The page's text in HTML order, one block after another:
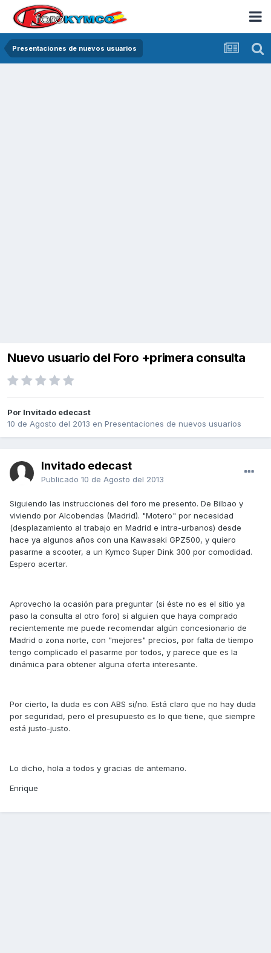
Presentaciones de nuevos usuarios
Nuevo usuario del Foro +primera consulta
Por Invitado edecast
10 de Agosto del 2013 en Presentaciones de nuevos usuarios
Invitado edecast
Publicado 10 de Agosto del 2013
Siguiendo las instrucciones del foro me presento. De Bilbao y
viviendo por Alcobendas (Madrid). "Motero" por necesidad
(desplazamiento al trabajo en Madrid e intra-urbanos) desde
hace ya algunos años con una Kawasaki GPZ500, y quiero
pasarme a scooter, a un Kymco Super Dink 300 por comodidad.
Espero acertar.
Aprovecho la ocasión para preguntar (si éste no es el sitio ya
paso la consulta al otro foro) si alguien que haya comprado
recientemente me puede recomendar algún concesionario de
Madrid o zona norte, con "mejores" precios, por falta de tiempo
tengo complicado el pasarme por todos, y parece que es la
dinámica para obtener alguna oferta interesante.
Por cierto, la duda es con ABS si/no. Está claro que no hay duda
por seguridad, pero el presupuesto es lo que tiene, que siempre
está justo-justo.
Lo dicho, hola a todos y gracias de antemano.
Enrique